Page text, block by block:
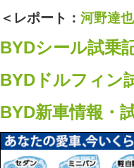
＜レポート： 河野達也
BYDシール試乗
BYDドルフィン
BYD新車情報・